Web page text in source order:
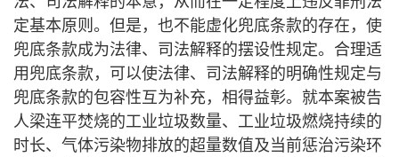
定基本原则。但是，也不能虚化兜底条款的存在，使
兜底条款成为法律、司法解释的摆设性规定。合理适
用兜底条款，可以使法律、司法解释的明确性规定与
兜底条款的包容性互为补充，相得益彰。就本案被告
人梁连平焚烧的工业垃圾数量、工业垃圾燃烧持续的
时长、气体污染物排放的超量数值及当前惩治污染环